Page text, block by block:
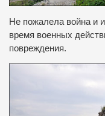
Не пожалела война и
время военных
повреждения.